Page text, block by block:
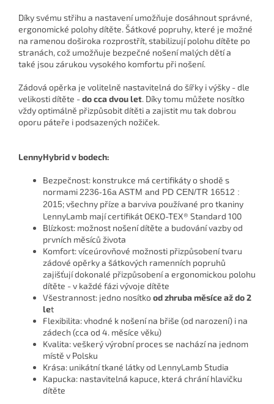
Díky svému střihu a nastavení umožňuje dosáhnout správné,
ergonomické polohy dítěte. Šátkové popruhy, které je možné
na ramenou doširoka rozprostřít, stabilizují polohu dítěte po
stranách, což umožňuje bezpečné nošení malých dětí a
také jsou zárukou vysokého komfortu při nošení.
Zádová opěrka je volitelně nastavitelná do šířky i výšky - dle
velikosti dítěte -do cca dvou let. Díky tomu můžete nosítko
vždy optimálně přizpůsobit dítěti a zajistit mu tak dobrou
oporu páteře i podsazených nožiček.
LennyHybrid v bodech:
Bezpečnost: konstrukce má certifikáty o shodě s
normami 2236-16a ASTM and PD CEN/TR 16512 :
2015;všechny příze a barviva používané pro tkaniny
LennyLamb mají certifikát OEKO-TEX® Standard 100
Blízkost: možnost nošení dítěte a budování vazby od
prvních měsíců života
Komfort: víceúrovňové možnosti přizpůsobení tvaru
zádové opěrky a šátkových ramenních popruhů
zajišťují dokonalé přizpůsobení a ergonomickou polohu
dítěte - v každé fázi vývoje dítěte
Všestrannost: jedno nosítkood zhruba měsíce až do 2
let
Flexibilita: vhodné k nošení na břiše (od narození) i na
zádech (cca od 4. měsíce věku)
Kvalita: veškerý výrobní proces se nachází na jednom
místě v Polsku
Krása: unikátní tkané látky od LennyLamb Studia
Kapucka: nastavitelná kapuce, která chrání hlavičku
dítěte